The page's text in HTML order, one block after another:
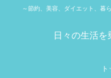
～節約、美容、ダイエット、暮
日々の生活